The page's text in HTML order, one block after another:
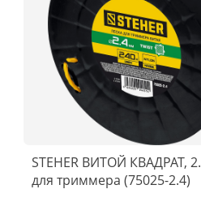
STEHER ВИТОЙ КВАДРАТ,
для триммера (75025-2.4)